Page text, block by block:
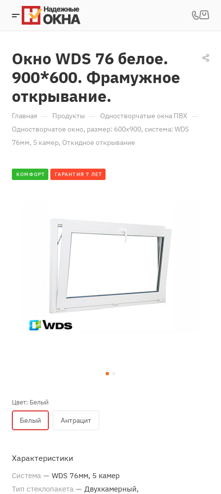
Окно WDS 76 белое.
900*600. Фрамужное
открывание.
Главная — Продукты — Одностворчатые окна ПВХ —
Одностворчатое окно, размер: 600х900, система: WDS
76мм, 5 камер, Откидное открывание
КОМФОРТ ГАРАНТИЯ 7 ЛЕТ
Цвет: Белый
Белый Антрацит
Характеристики
Система — WDS 76мм, 5 камер
Тип стеклопакета — Двухкамерный,